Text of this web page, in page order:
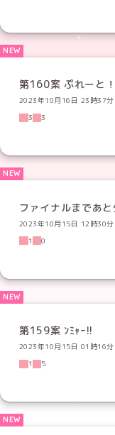
第160案 ぷれーと！
2023年10月16日 23時37分
3
3
ファイナルまであ
2023年10月15日 12時30分
1
0
第159案 ﾝﾐｬｰ!!
2023年10月15日 01時16分
1
5